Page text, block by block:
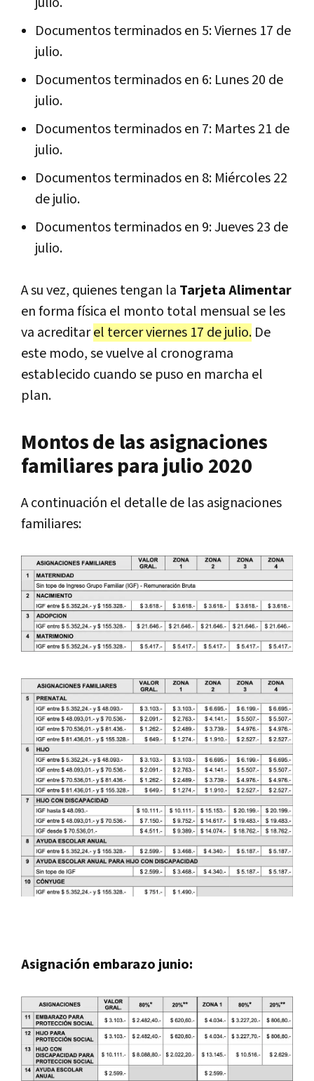
Documentos terminados en 5: Viernes 17 de
julio.
Documentos terminados en 6: Lunes 20 de
julio.
Documentos terminados en 7: Martes 21 de
julio.
Documentos terminados en 8: Miércoles 22
de julio.
Documentos terminados en 9: Jueves 23 de
julio.
A su vez, quienes tengan la Tarjeta Alimentar
en forma física el monto total mensual se les
va acreditarel tercer viernes 17 de julio. De
este modo, se vuelve al cronograma
establecido cuando se puso en marcha el
plan.
Montos de las asignaciones
familiares para julio 2020
A continuación el detalle de las asignaciones
familiares:
Asignación embarazo junio: